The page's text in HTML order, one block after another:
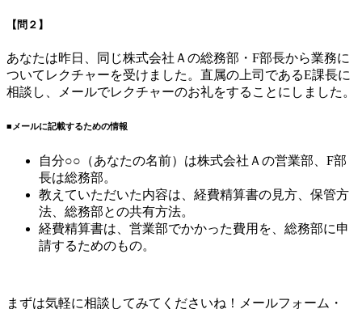
【問２】
あなたは昨日、同じ株式会社Ａの総務部・F部長から業務に
ついてレクチャーを受けました。直属の上司であるE課長に
相談し、メールでレクチャーのお礼をすることにしました。
■メールに記載するための情報
自分○○（あなたの名前）は株式会社Ａの営業部、F部
長は総務部。
教えていただいた内容は、経費精算書の見方、保管方
法、総務部との共有方法。
経費精算書は、営業部でかかった費用を、総務部に申
請するためのもの。
まずは気軽に相談してみてくださいね！メールフォーム・